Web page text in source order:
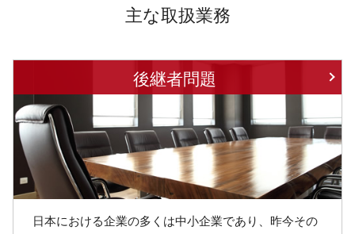
主な取扱業務
後継者問題
日本における企業の多くは中小企業であり、昨今その